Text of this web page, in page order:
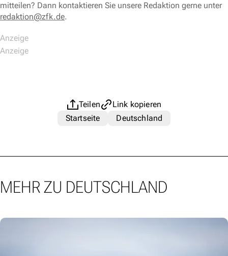
mitteilen? Dann kontaktieren Sie unsere Redaktion gerne unter
redaktion@zfk.de.
Teilen
Link kopieren
Startseite
Deutschland
MEHR ZU DEUTSCHLAND